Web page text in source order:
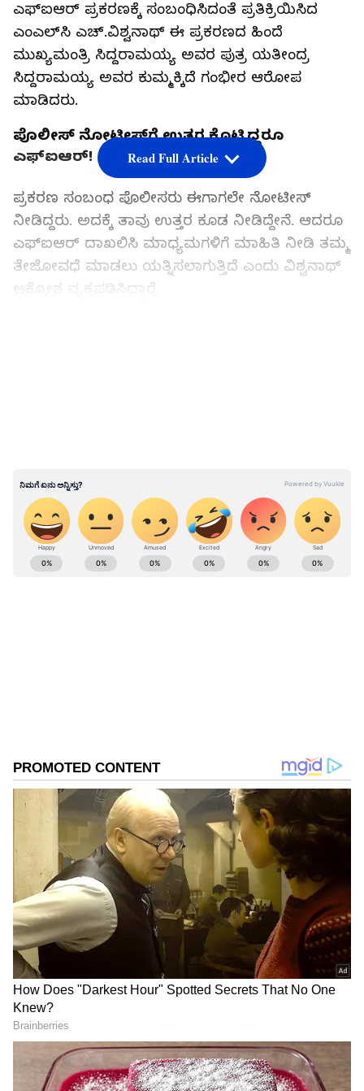
ಎಫ್‌ಐಆರ್‌ ಪ್ರಕರಣಕ್ಕೆ ಸಂಬಂಧಿಸಿದಂತೆ ಪ್ರತಿಕ್ರಿಯಿಸಿದ
ಎಂಎಲ್‌ಸಿ ಎಚ್‌.ವಿಶ್ವನಾಥ್‌ ಈ ಪ್ರಕರಣದ ಹಿಂದೆ
ಮುಖ್ಯಮಂತ್ರಿ ಸಿದ್ದರಾಮಯ್ಯ ಅವರ ಪುತ್ರ ಯತೀಂದ್ರ
ಸಿದ್ದರಾಮಯ್ಯ ಅವರ ಕುಮ್ಮಕ್ಕಿದೆ ಗಂಭೀರ ಆರೋಪ
ಮಾಡಿದರು.
ಪೊಲೀಸ್‌ ನೋಟೀಸ್‌ಗೆ ಉತ್ತರ ಕೊಟ್ಟಿದ್ದರೂ
ಎಫ್‌ಐಆರ್‌!
ಪ್ರಕರಣ ಸಂಬಂಧ ಪೊಲೀಸರು ಈಗಾಗಲೇ ನೋಟೀಸ್‌
ನೀಡಿದ್ದರು. ಅದಕ್ಕೆ ತಾವು ಉತ್ತರ ಕೂಡ ನೀಡಿದ್ದೇನೆ. ಆದರೂ
ಎಫ್‌ಐಆರ್‌ ದಾಖಲಿಸಿ ಮಾಧ್ಯಮಗಳಿಗೆ ಮಾಹಿತಿ ನೀಡಿ ತಮ್ಮ
ತೇಜೋವಧೆ ಮಾಡಲು ಯತ್ನಿಸಲಾಗುತ್ತಿದೆ ಎಂದು ವಿಶ್ವನಾಥ್‌
ಆಕ್ರೋಶ ವ್ಯಕ್ತಪಡಿಸಿದ್ದಾರೆ.
ಪ್ರಧಾನಿ ಕರೆಗೆ ಓಗೊಟ್ಟ ಸಿದ್ದರಾಮಯ್ಯ ಸಲಹೆಗಾರ
Read Full Article
ABOUT THE AUTHOR
DOWNLOAD APP
ಕರ್ನಾಟಕ, ಭಾರತ (India News) ಮತ್ತು ಜಗತ್ತಿನ